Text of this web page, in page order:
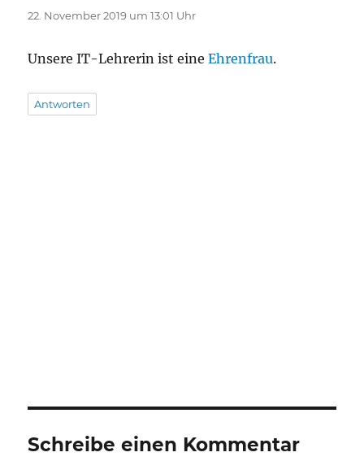
22. November 2019 um 13:01 Uhr
Unsere IT-Lehrerin ist eineEhrenfrau.
Antworten
Schreibe einen Kommentar